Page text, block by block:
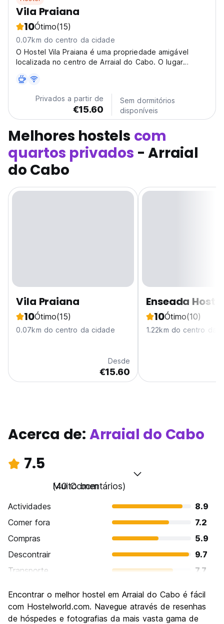
Vila Praiana
10Ótimo(15)
0.07km do centro da cidade
O Hostel Vila Praiana é uma propriedade amigável
localizada no centro de Arraial do Cabo. O lugar
diversão!
Privados a partir de
€15.60
Sem dormitórios
disponíveis
Melhores hostels com
quartos privados - Arraial
do Cabo
Vila Praiana
10Ótimo(15)
0.07km do centro da cidade
Desde
€15.60
Enseada Hostel
10Ótimo(10)
1.22km do centro da
Acerca de: Arraial do Cabo
7.5
Muito bom
(40 Comentários)
Actividades
8.9
Comer fora
7.2
Compras
5.9
Descontrair
9.7
Transporte
7.7
Cultura
7.2
Festas / vida noturna
5.4
Encontrar o melhor hostel em Arraial do Cabo é fácil
com Hostelworld.com. Navegue através de resenhas
de hóspedes e fotografias da mais vasta gama de